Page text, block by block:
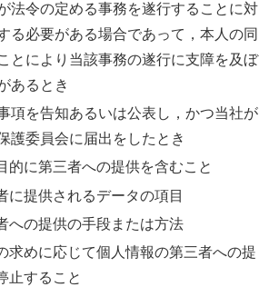
法令の定める事務を遂行することに対
る必要がある場合であって，本人の同
とにより当該事務の遂行に支障を及ぼ
あるとき
項を告知あるいは公表し，かつ当社が
護委員会に届出をしたとき
的に第三者への提供を含むこと
に提供されるデータの項目
への提供の手段または方法
求めに応じて個人情報の第三者への提
止すること